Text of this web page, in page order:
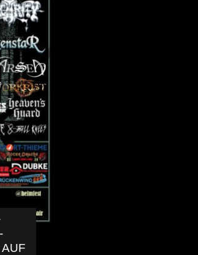
DINSLAKEN DIREKT